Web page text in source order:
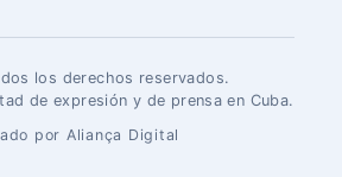
los derechos reservados.
de expresión y de prensa en Cuba.
por Aliança Digital